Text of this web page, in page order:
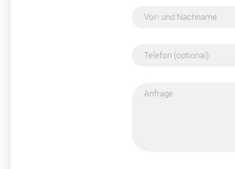
Vor- und Nachname
Telefon (optional)
Anfrage